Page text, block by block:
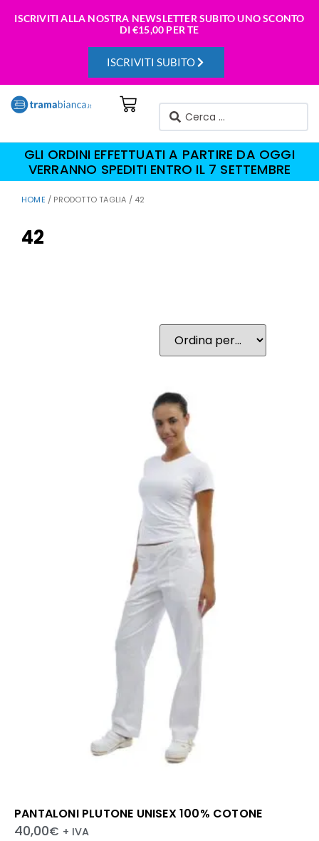
ISCRIVITI ALLA NOSTRA NEWSLETTER SUBITO UNO SCONTO
DI€15,00 PER TE
ISCRIVITI SUBITO
GLI ORDINI EFFETTUATI A PARTIRE DA OGGI
VERRANNO SPEDITI ENTRO IL 7 SETTEMBRE
HOME / PRODOTTO TAGLIA / 42
42
PANTALONI PLUTONE UNISEX 100% COTONE
40,00€ + IVA